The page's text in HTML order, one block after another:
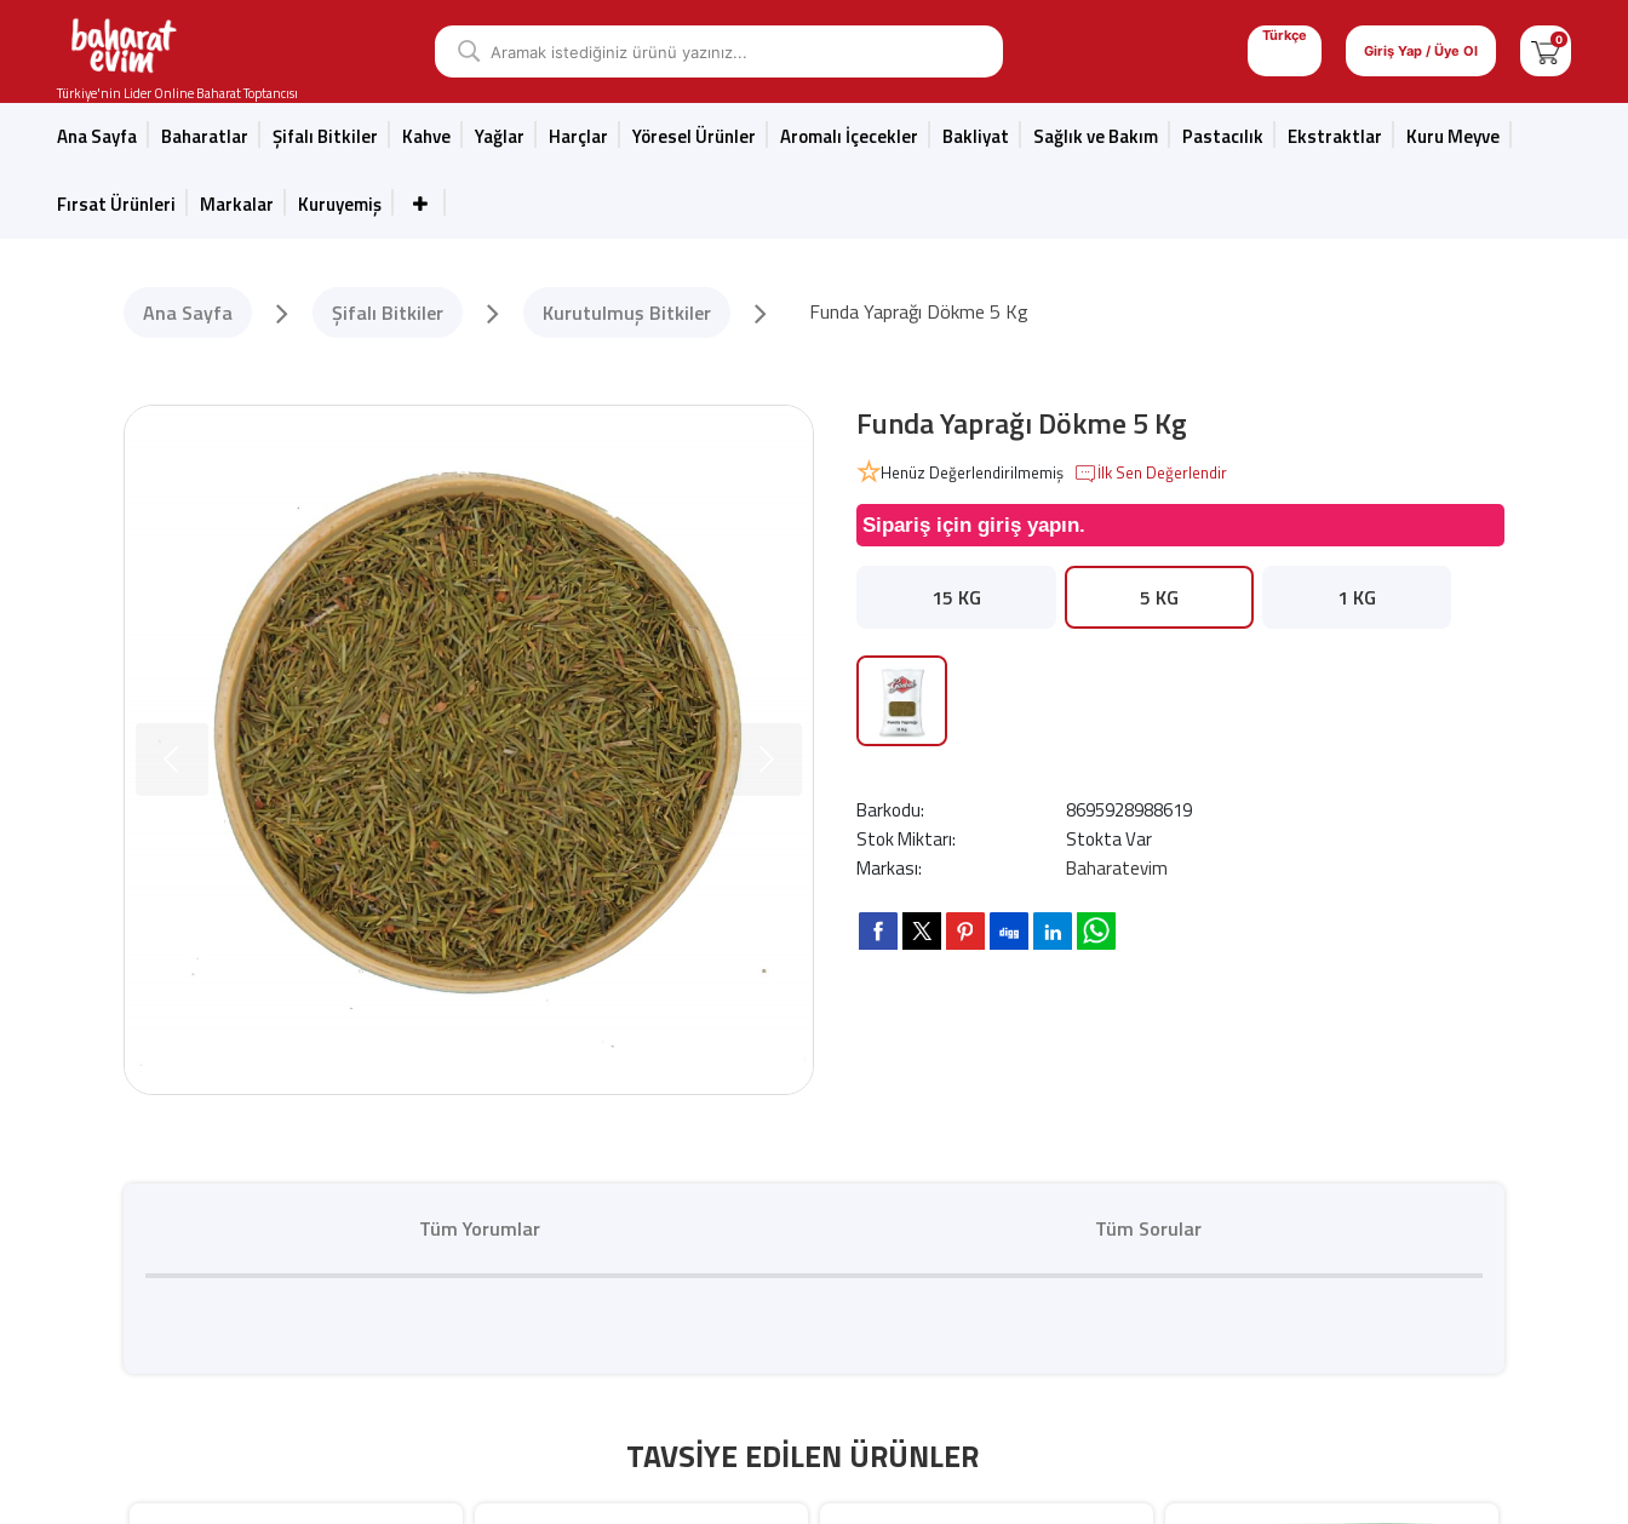
Türkiye'nin Lider Online Baharat Toptancısı
Türkçe
Giriş Yap / Üye Ol
0
Ana Sayfa Baharatlar Şifalı Bitkiler Kahve Yağlar Harçlar Yöresel Ürünler Aromalı İçecekler Bakliyat Sağlık ve Bakım Pastacılık Ekstraktlar Kuru Meyve
Fırsat Ürünleri Markalar Kuruyemiş
Ana Sayfa Şifalı Bitkiler Kurutulmuş Bitkiler Funda Yaprağı Dökme 5 Kg
Funda Yaprağı Dökme 5 Kg
Henüz Değerlendirilmemiş İlk Sen Değerlendir
Sipariş için giriş yapın.
15 KG 5 KG 1 KG
Barkodu:
8695928988619
Stok Miktarı:
Stokta Var
Markası:
Baharatevim
Tüm Yorumlar Tüm Sorular
TAVSIYE EDILEN ÜRÜNLER